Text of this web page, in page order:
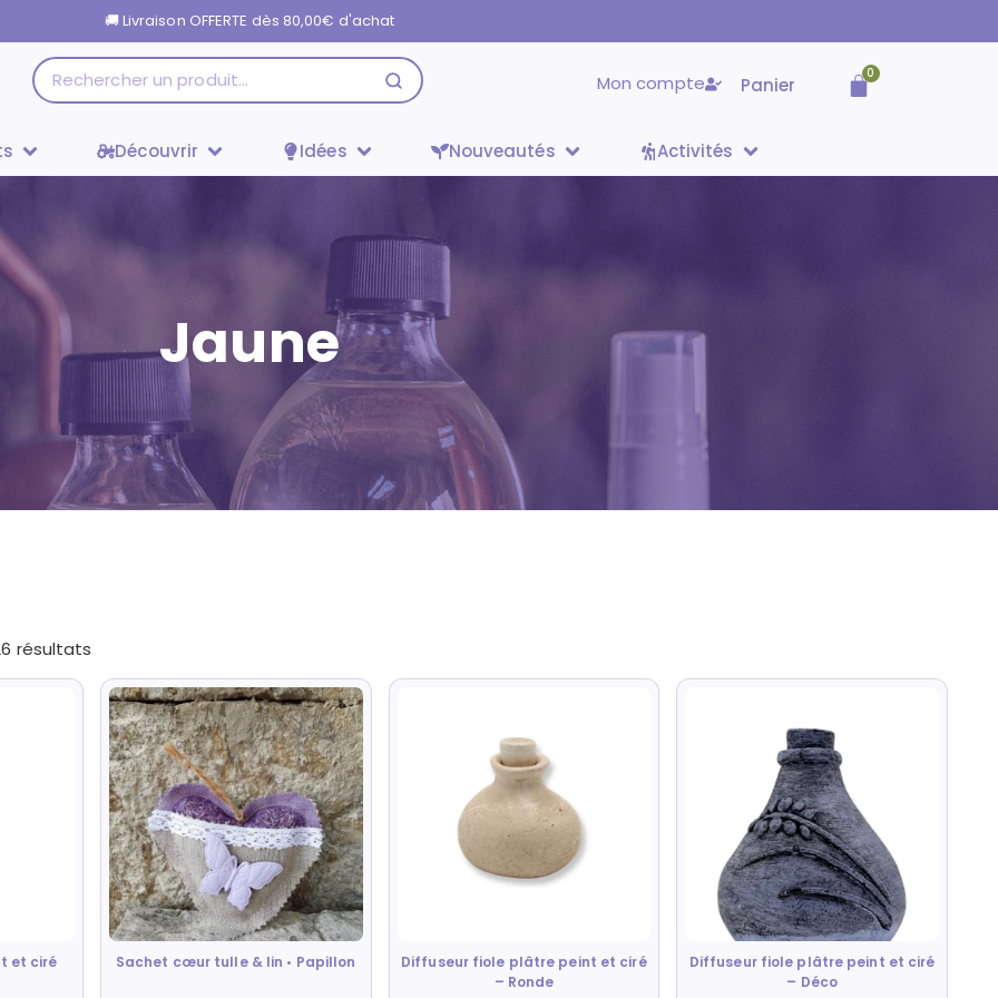
🚚 Livraison OFFERTE dès 80,00€ d'achat
Mon compte Panier
0
Découvrir Idées Nouveautés Activités
Jaune
résultats
et ciré Sachet cœur tulle & lin • Papillon
Diffuseur fiole plâtre peint et ciré
– Ronde
Diffuseur fiole plâtre peint et ciré
– Déco